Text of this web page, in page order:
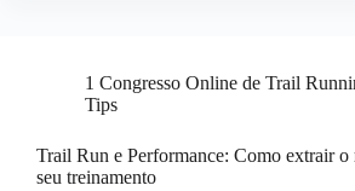
1 Congresso Online de Trail
Tips
Trail Run e Performance: Como extrair o
seu treinamento